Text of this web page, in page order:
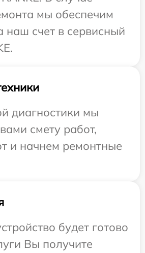
мы обеспечим
наш счет в сервисный
диагностики мы
смету работ,
и начнем ремонтные
будет готово
Вы получите